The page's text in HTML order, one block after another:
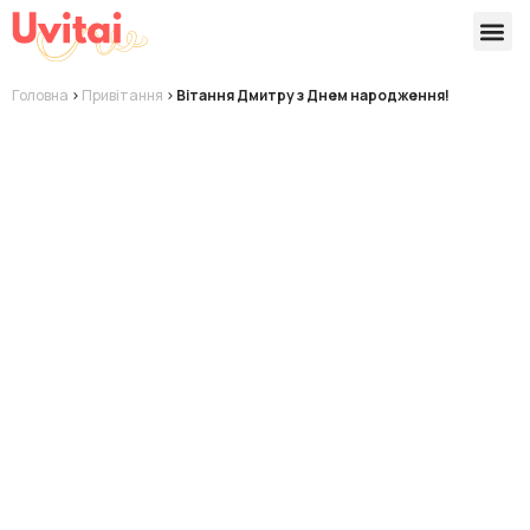
Головна > Привітання > Вітання Дмитру з Днем народження!